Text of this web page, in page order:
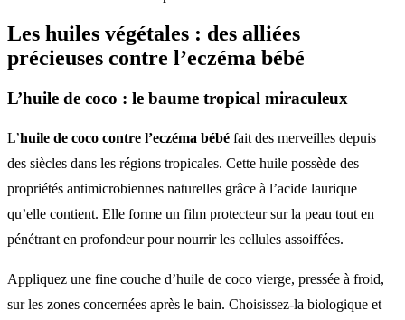
Les huiles végétales : des alliées
précieuses contre l’eczéma bébé
L’huile de coco : le baume tropical miraculeux
L’huile de coco contre l’eczéma bébé fait des merveilles depuis
des siècles dans les régions tropicales. Cette huile possède des
propriétés antimicrobiennes naturelles grâce à l’acide laurique
qu’elle contient. Elle forme un film protecteur sur la peau tout en
pénétrant en profondeur pour nourrir les cellules assoiffées.
Appliquez une fine couche d’huile de coco vierge, pressée à froid,
sur les zones concernées après le bain. Choisissez-la biologique et